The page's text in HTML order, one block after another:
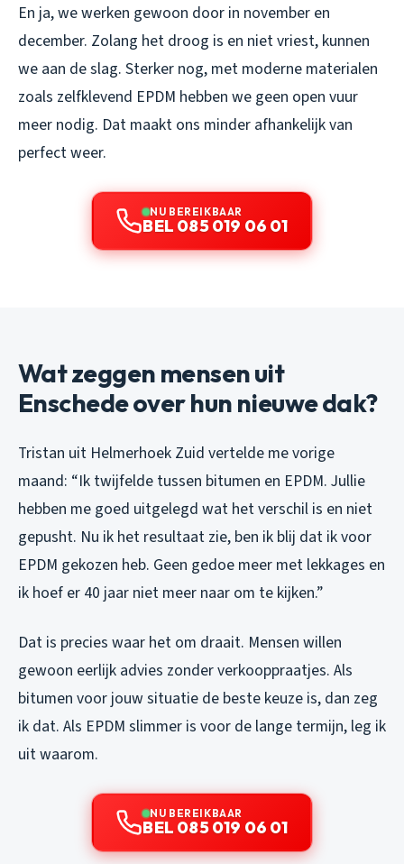
En ja, we werken gewoon door in november en
december. Zolang het droog is en niet vriest, kunnen
we aan de slag. Sterker nog, met moderne materialen
zoals zelfklevend EPDM hebben we geen open vuur
meer nodig. Dat maakt ons minder afhankelijk van
perfect weer.
NU BEREIKBAAR
BEL 085 019 06 01
Wat zeggen mensen uit
Enschede over hun nieuwe dak?
Tristan uit Helmerhoek Zuid vertelde me vorige
maand: “Ik twijfelde tussen bitumen en EPDM. Jullie
hebben me goed uitgelegd wat het verschil is en niet
gepusht. Nu ik het resultaat zie, ben ik blij dat ik voor
EPDM gekozen heb. Geen gedoe meer met lekkages en
ik hoef er 40 jaar niet meer naar om te kijken.”
Dat is precies waar het om draait. Mensen willen
gewoon eerlijk advies zonder verkooppraatjes. Als
bitumen voor jouw situatie de beste keuze is, dan zeg
ik dat. Als EPDM slimmer is voor de lange termijn, leg ik
uit waarom.
NU BEREIKBAAR
BEL 085 019 06 01